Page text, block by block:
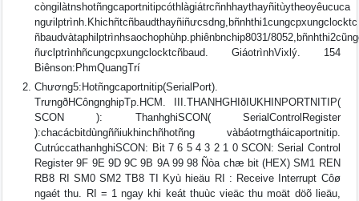
còngilàtnshotñngcaportnitipcóthlàgiátrcñnhhaythayñitùytheoyêucuca
ngưilptrình.Khichñtcñbaudthayñiñưcsdng,bñnhthi1cungcpxungclocktc
ñbaudvàtaphilptrìnhsaochophùhp.phiênbnchip8031/
ñưclptrìnhñcungcpxungclocktcñbaud. GiáotrìnhVixlý. 154
Biênson:PhmQuangTrí
Chương5:Hotñngcaportnitip(SerialPort).
TrưngðHCôngnghipTp.HCM. III.THANHGHIðIUKHINPORTNITIP(
SCON ): ThanhghiSCON( SerialControlRegister
):chacácbitdùngññiukhinchñhotñng vàbáotrngtháicaportnitip.
CutrúccathanhghiSCON: Bit 7 6 5 4 3 2 1 0 SCON: Serial Control
Register 9F 9E 9D 9C 9B 9A 99 98 Ñòa chæ bit (HEX) SM1 REN
RB8 RI SM0 SM2 TB8 TI Kyù hieäu RI : Receive Interrupt Côø
ngaét thu. RI = 1 ngay khi keát thuùc vieäc thu moät döõ lieäu,